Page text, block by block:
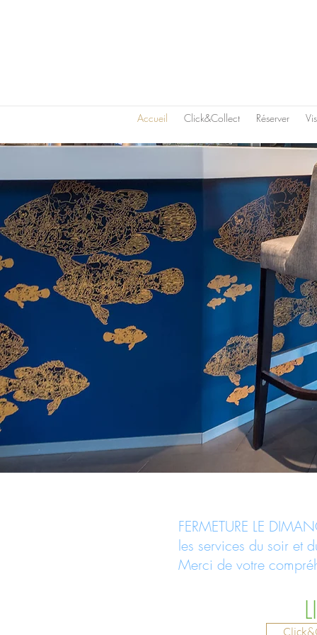
Accueil
Click&Collect Réserver
FERMETURE LE
les services du soir et
Merci de votre